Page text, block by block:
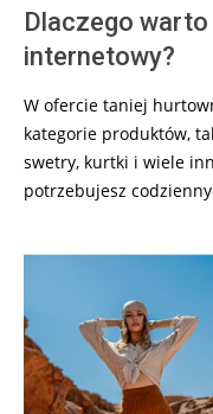
Dlaczego
internetowy?
W ofercie taniej
kategorie produktów,
swetry, kurtki i wiele
potrzebujesz